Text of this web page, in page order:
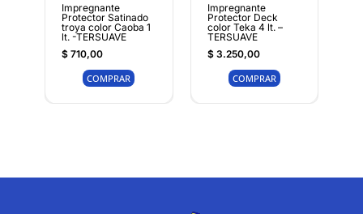
Impregnante
Protector Satinado
troya color Caoba 1
lt. -TERSUAVE
$710,00
COMPRAR
Impregnante
Protector Deck
color Teka 4 lt. –
TERSUAVE
$3.250,00
COMPRAR